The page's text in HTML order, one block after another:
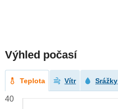
Výhled počasí
Teplota Vítr Srážky
40